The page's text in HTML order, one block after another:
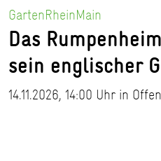
GartenRheinMain
Das
sein englischer
14.11.2026, 14:00 Uhr in